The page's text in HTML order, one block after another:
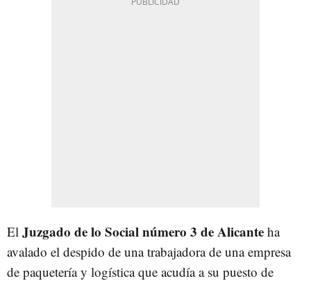
El Juzgado de lo Social número 3 de Alicante ha
avalado el despido de una trabajadora de una empresa
de paquetería y logística que acudía a su puesto de